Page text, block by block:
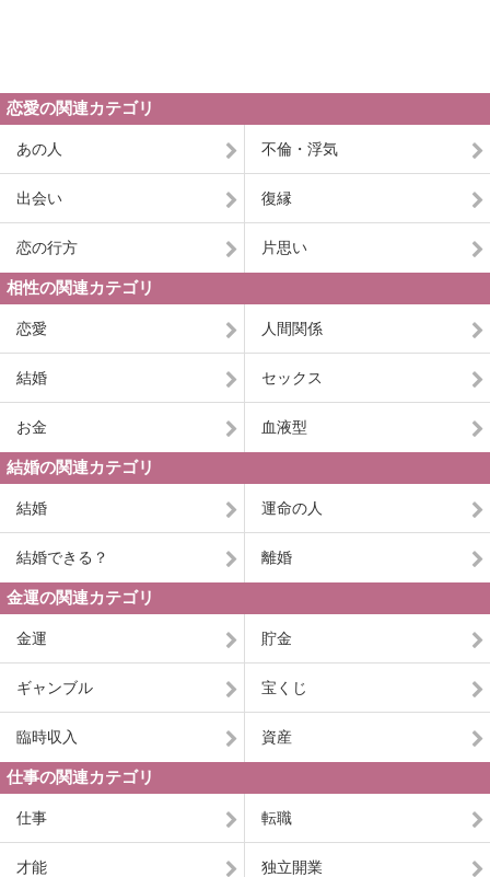
恋愛の関連カテゴリ
あの人 不倫・浮気
出会い 復縁
恋の行方 片思い
相性の関連カテゴリ
恋愛 人間関係
結婚 セックス
お金 血液型
結婚の関連カテゴリ
結婚 運命の人
結婚できる？ 離婚
金運の関連カテゴリ
金運 貯金
ギャンブル 宝くじ
臨時収入 資産
仕事の関連カテゴリ
仕事 転職
才能 独立開業